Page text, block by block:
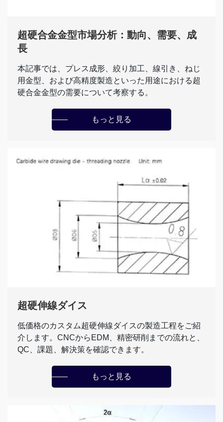
超硬合金金型市場分析：動向、需要、成
長
本記事では、プレス成形、絞り加工、線引き、ねじ
用金型、および高精度製造といった用途における超
硬合金金型の需要について考察する。
もっと見る
超硬伸線ダイス
低価格のカスタム超硬伸線ダイスの製造工程をご紹
介します。CNCからEDM、精密研削までの流れと、
QC、課題、解決策を確認できます。
もっと見る